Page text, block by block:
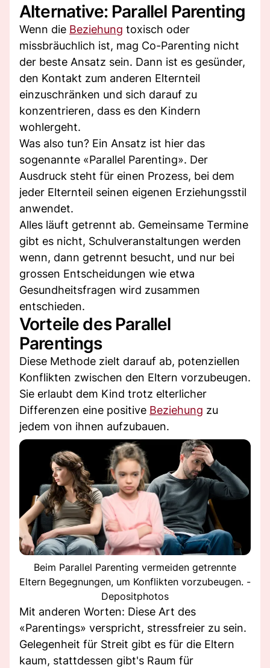
Alternative: Parallel Parenting
Wenn die Beziehung toxisch oder
missbräuchlich ist, mag Co-Parenting nicht
der beste Ansatz sein. Dann ist es gesünder,
den Kontakt zum anderen Elternteil
einzuschränken und sich darauf zu
konzentrieren, dass es den Kindern
wohlergeht.
Was also tun? Ein Ansatz ist hier das
sogenannte «Parallel Parenting». Der
Ausdruck steht für einen Prozess, bei dem
jeder Elternteil seinen eigenen Erziehungsstil
anwendet.
Alles läuft getrennt ab. Gemeinsame Termine
gibt es nicht, Schulveranstaltungen werden
wenn, dann getrennt besucht, und nur bei
grossen Entscheidungen wie etwa
Gesundheitsfragen wird zusammen
entschieden.
Vorteile des Parallel
Parentings
Diese Methode zielt darauf ab, potenziellen
Konflikten zwischen den Eltern vorzubeugen.
Sie erlaubt dem Kind trotz elterlicher
Differenzen eine positive Beziehung zu
jedem von ihnen aufzubauen.
Beim Parallel Parenting vermeiden getrennte
Eltern Begegnungen, um Konflikten vorzubeugen. -
Depositphotos
Mit anderen Worten: Diese Art des
«Parentings» verspricht, stressfreier zu sein.
Gelegenheit für Streit gibt es für die Eltern
kaum, stattdessen gibt's Raum für